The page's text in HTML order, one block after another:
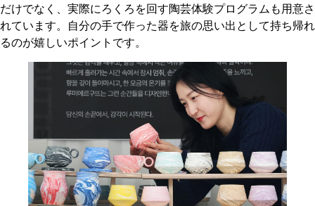
だけでなく、実際にろくろを回す陶芸体験プログラムも用意さ
れています。自分の手で作った器を旅の思い出として持ち帰れ
るのが嬉しいポイントです。